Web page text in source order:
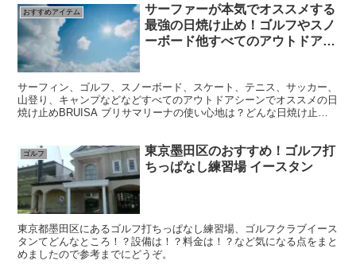
おすすめアイテム
サーファーが本気でオススメする
最強の日焼け止め！ゴルフやスノ
ーボード他すべてのアウトドアシ
サーフィン、ゴルフ、スノーボード、スケート、テニス、サッカー、
山登り、キャンプなどなどすべてのアウトドアシーンでオススメの日
焼け止めBRUISA ブリサマリーナの使い心地は？どんな日焼け止
ゴルフ
東京墨田区のおすすめ！ゴルフ打
ちっぱなし練習場 イースタン
東京都墨田区にあるゴルフ打ちっぱなし練習場、ゴルフクラブイース
タンてどんなところ！？設備は！？料金は！？など気になる点をまと
めましたので参考までにどうぞ。